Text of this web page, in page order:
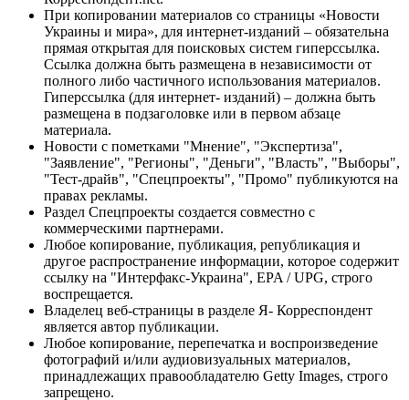
При копировании материалов со страницы «Новости
Украины и мира», для интернет-изданий – обязательна
прямая открытая для поисковых систем гиперссылка.
Ссылка должна быть размещена в независимости от
полного либо частичного использования материалов.
Гиперссылка (для интернет- изданий) – должна быть
размещена в подзаголовке или в первом абзаце
материала.
Новости с пометками "Мнение", "Экспертиза",
"Заявление", "Регионы", "Деньги", "Власть", "Выборы",
"Тест-драйв", "Спецпроекты", "Промо" публикуются на
правах рекламы.
Раздел Спецпроекты создается совместно с
коммерческими партнерами.
Любое копирование, публикация, републикация и
другое распространение информации, которое содержит
ссылку на "Интерфакс-Украина", EPA / UPG, строго
воспрещается.
Владелец веб-страницы в разделе Я- Корреспондент
является автор публикации.
Любое копирование, перепечатка и воспроизведение
фотографий и/или аудиовизуальных материалов,
принадлежащих правообладателю Getty Images, строго
запрещено.